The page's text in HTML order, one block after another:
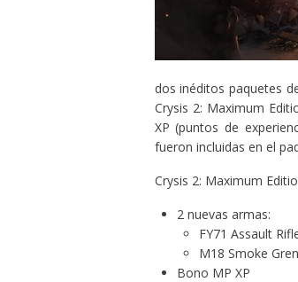
dos inéditos paquetes
Crysis 2: Maximum
XP (puntos de
fueron incluidas en el
Crysis 2: Maximum
2 nuevas armas:
FY71 Assault
M18 Smoke
Bono MP XP